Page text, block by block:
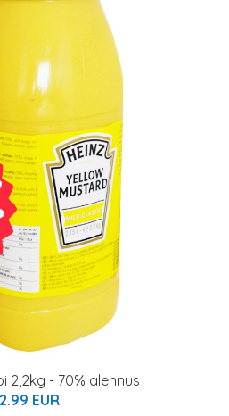
2,2kg - 70% alennus
2.99 EUR